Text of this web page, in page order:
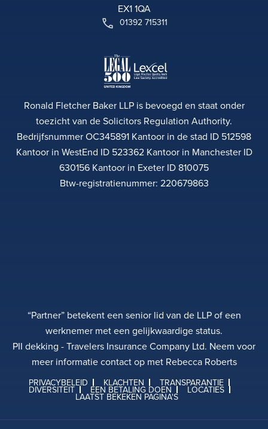
EX1 1QA
01392 715311
Ronald Fletcher Baker LLP is bevoegd en staat onder
toezicht van de Solicitors Regulation Authority.
Bedrijfsnummer OC345891 Kantoor in de stad ID 512598
Kantoor in WestEnd ID 523362 Kantoor in Manchester ID
630156 Kantoor in Exeter ID 810075
Btw-registratienummer: 220679863
“Partner” betekent een senior lid van de LLP of een
werknemer met een gelijkwaardige status.
PII dekking - Travelers Insurance Company Ltd. Neem voor
meer informatie contact op met Rebecca Roberts
PRIVACYBELEID KLACHTEN TRANSPARANTIE
DIVERSITEIT EEN BETALING DOEN LOCATIES
LAATST BEKEKEN PAGINA'S